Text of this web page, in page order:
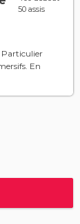
50 assis
Particulier
En